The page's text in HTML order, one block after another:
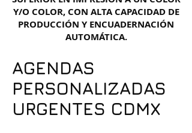
Y/O COLOR, CON ALTA CAPACIDAD DE
PRODUCCIÓN Y ENCUADERNACIÓN
AUTOMÁTICA.
AGENDAS
PERSONALIZADAS
URGENTES CDMX